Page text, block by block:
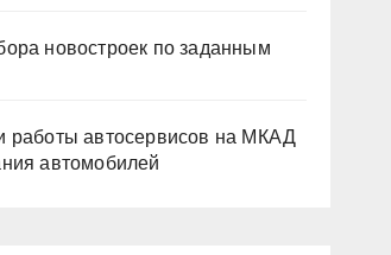
новостроек по заданным
работы автосервисов на МКАД
автомобилей